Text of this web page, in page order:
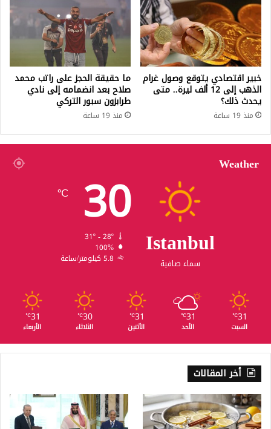
خبير اقتصادي يتوقع وصول غرام
الذهب إلى 12 ألف ليرة.. متى
يحدث ذلك؟
منذ 19 ساعة
ما حقيقة الحجز على راتب محمد
صلاح بعد انضمامه إلى نادي
طرابزون سبور التركي
منذ 19 ساعة
Weather
Istanbul
سماء صافية
30
℃
31º - 28º
100%
5.8 كيلومتر/ساعة
31
℃
السبت
31
℃
الأحد
31
℃
الأثنين
30
℃
الثلاثاء
31
℃
الأربعاء
أخر المقالات